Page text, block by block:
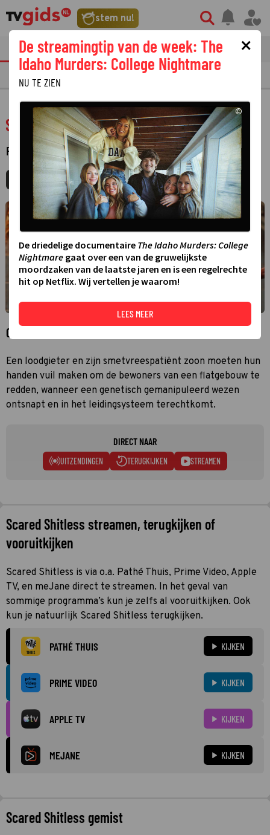
stem nu!
tvgids streaming nieuws
PRIMETIME GEMIST
Scared Shitless
FILM SPEELFILM
MIJNGIDS AGENDA DELEN
Over Scared Shitless
Een loodgieter en zijn smetvreespatiënt zoon moeten hun
handen vuil maken om de bewoners van een flatgebouw te
redden, wanneer een genetisch gemanipuleerd wezen
ontsnapt en in het leidingsysteem terechtkomt.
DIRECT NAAR
UITZENDINGEN TERUGKIJKEN STREAMEN
Scared Shitless streamen, terugkijken of
vooruitkijken
Scared Shitless is via o.a. Pathé Thuis, Prime Video, Apple
TV, en meJane direct te streamen. In het geval van
sommige programma’s kun je zelfs al vooruitkijken. Ook
kun je natuurlijk Scared Shitless terugkijken.
PATHÉ THUIS KIJKEN
PRIME VIDEO KIJKEN
APPLE TV KIJKEN
MEJANE KIJKEN
Scared Shitless gemist
×
De streamingtip van de week: The
Idaho Murders: College Nightmare
NU TE ZIEN
©
De driedelige documentaire The Idaho Murders: College
Nightmare gaat over een van de gruwelijkste
moordzaken van de laatste jaren en is een regelrechte
hit op Netflix. Wij vertellen je waarom!
LEES MEER